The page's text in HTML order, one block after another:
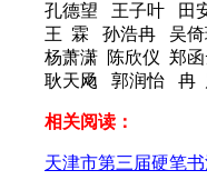
孔德望 王子叶 田
王 霖 孙浩冉 吴
杨萧潇 陈欣仪 郑
耿天飏 郭润怡 冉
相关阅读：
天津市第三届硬笔